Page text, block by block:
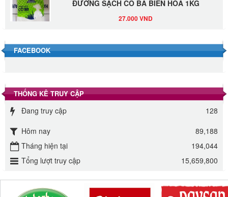
27.000 VND
1.100.000 VND
36.000 VND
Nước tương cholimex 4,9L
FACEBOOK
THỐNG KÊ TRUY CẬP
Đang truy cập
128
Hôm nay
89,188
Tháng hiện tại
194,044
Tổng lượt truy cập
15,659,800